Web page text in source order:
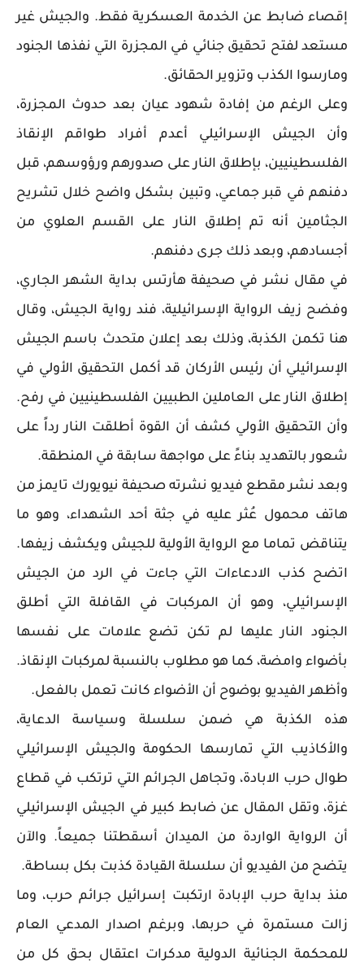
إقصاء ضابط عن الخدمة العسكرية فقط. والجيش غير
مستعد لفتح تحقيق جنائي في المجزرة التي نفذها الجنود
ومارسوا الكذب وتزوير الحقائق.
وعلى الرغم من إفادة شهود عيان بعد حدوث المجزرة،
وأن الجيش الإسرائيلي أعدم أفراد طواقم الإنقاذ
الفلسطينيين، بإطلاق النار على صدورهم ورؤوسهم، قبل
دفنهم في قبر جماعي، وتبين بشكل واضح خلال تشريح
الجثامين أنه تم إطلاق النار على القسم العلوي من
أجسادهم، وبعد ذلك جرى دفنهم.
في مقال نشر في صحيفة هأرتس بداية الشهر الجاري،
وفضح زيف الرواية الإسرائيلية، فند رواية الجيش، وقال
هنا تكمن الكذبة، وذلك بعد إعلان متحدث باسم الجيش
الإسرائيلي أن رئيس الأركان قد أكمل التحقيق الأولي في
إطلاق النار على العاملين الطبيين الفلسطينيين في رفح.
وأن التحقيق الأولي كشف أن القوة أطلقت النار رداً على
شعور بالتهديد بناءً على مواجهة سابقة في المنطقة.
وبعد نشر مقطع فيديو نشرته صحيفة نيويورك تايمز من
هاتف محمول عُثر عليه في جثة أحد الشهداء، وهو ما
يتناقض تماما مع الرواية الأولية للجيش ويكشف زيفها.
اتضح كذب الادعاءات التي جاءت في الرد من الجيش
الإسرائيلي، وهو أن المركبات في القافلة التي أطلق
الجنود النار عليها لم تكن تضع علامات على نفسها
بأضواء وامضة، كما هو مطلوب بالنسبة لمركبات الإنقاذ.
وأظهر الفيديو بوضوح أن الأضواء كانت تعمل بالفعل.
هذه الكذبة هي ضمن سلسلة وسياسة الدعاية،
والأكاذيب التي تمارسها الحكومة والجيش الإسرائيلي
طوال حرب الابادة، وتجاهل الجرائم التي ترتكب في قطاع
غزة، وتقل المقال عن ضابط كبير في الجيش الإسرائيلي
أن الرواية الواردة من الميدان أسقطتنا جميعاً. والآن
يتضح من الفيديو أن سلسلة القيادة كذبت بكل بساطة.
منذ بداية حرب الإبادة ارتكبت إسرائيل جرائم حرب، وما
زالت مستمرة في حربها، وبرغم اصدار المدعي العام
للمحكمة الجنائية الدولية مدكرات اعتقال بحق كل من